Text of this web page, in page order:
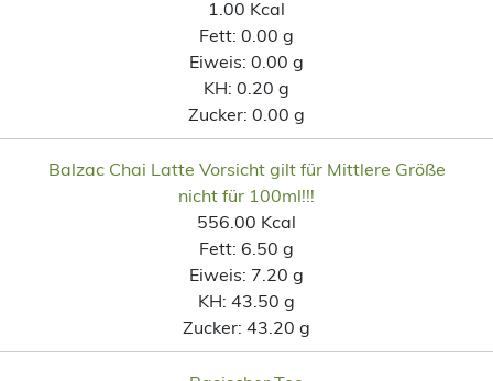
1.00 Kcal
Fett: 0.00 g
Eiweis: 0.00 g
KH: 0.20 g
Zucker: 0.00 g
Balzac Chai Latte Vorsicht gilt für Mittlere Größe
nicht für 100ml!!!
556.00 Kcal
Fett: 6.50 g
Eiweis: 7.20 g
KH: 43.50 g
Zucker: 43.20 g